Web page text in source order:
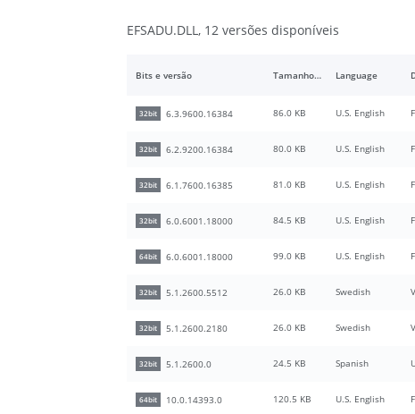
EFSADU.DLL, 12 versões disponíveis
Bits e versão Tamanho do arquivo Language
32bit 6.3.9600.16384 86.0 KB U.S. English
32bit 6.2.9200.16384 80.0 KB U.S. English
32bit 6.1.7600.16385 81.0 KB U.S. English
32bit 6.0.6001.18000 84.5 KB U.S. English
64bit 6.0.6001.18000 99.0 KB U.S. English
32bit 5.1.2600.5512 26.0 KB Swedish
32bit 5.1.2600.2180 26.0 KB Swedish
32bit 5.1.2600.0 24.5 KB Spanish
64bit 10.0.14393.0 120.5 KB U.S. English